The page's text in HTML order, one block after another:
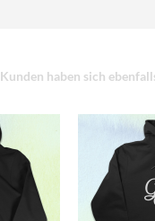
Kunden haben sich